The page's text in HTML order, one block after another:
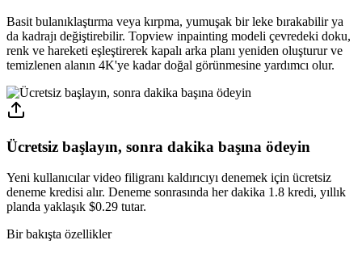
Basit bulanıklaştırma veya kırpma, yumuşak bir leke bırakabilir ya
da kadrajı değiştirebilir. Topview inpainting modeli çevredeki doku,
renk ve hareketi eşleştirerek kapalı arka planı yeniden oluşturur ve
temizlenen alanın 4K'ye kadar doğal görünmesine yardımcı olur.
Ücretsiz başlayın, sonra dakika başına ödeyin
Yeni kullanıcılar video filigranı kaldırıcıyı denemek için ücretsiz
deneme kredisi alır. Deneme sonrasında her dakika 1.8 kredi, yıllık
planda yaklaşık $0.29 tutar.
Bir bakışta özellikler